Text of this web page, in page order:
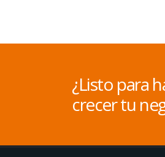
¿Listo para
crecer tu